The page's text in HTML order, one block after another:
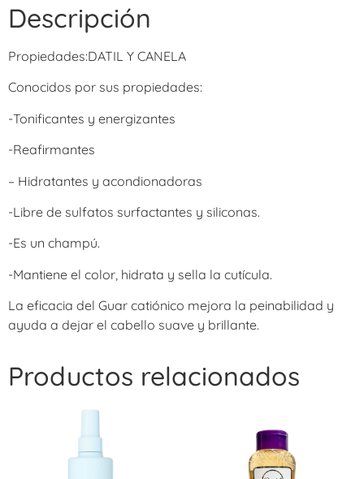
Descripción
Propiedades:DATIL Y CANELA
Conocidos por sus propiedades:
-Tonificantes y energizantes
-Reafirmantes
– Hidratantes y acondionadoras
-Libre de sulfatos surfactantes y siliconas.
-Es un champú.
-Mantiene el color, hidrata y sella la cutícula.
La eficacia del Guar catiónico mejora la peinabilidad y
ayuda a dejar el cabello suave y brillante.
Productos relacionados